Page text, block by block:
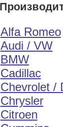
Alfa Romeo
Audi / VW
BMW
Cadillac
Chevrolet /
Chrysler
Citroen